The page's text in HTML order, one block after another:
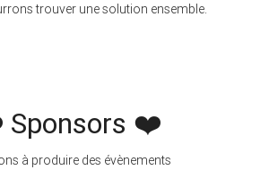
trouver une solution ensemble.
❤️
à produire des évènements